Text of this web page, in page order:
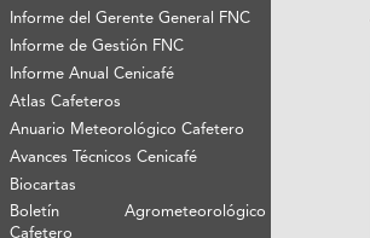
Informe del Gerente General FNC
Informe de Gestión FNC
Informe Anual Cenicafé
Atlas Cafeteros
Anuario Meteorológico Cafetero
Avances Técnicos Cenicafé
Biocartas
Boletín Agrometeorológico
Cafetero